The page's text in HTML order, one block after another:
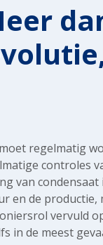
regelmatig
controles
van
en de productie,
vervuld
in de meest